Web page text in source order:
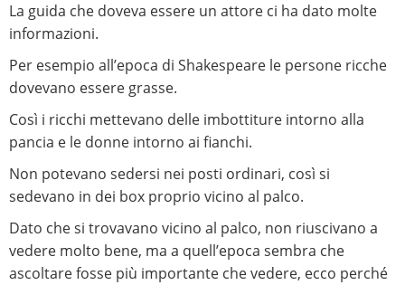
La guida che doveva essere un attore ci ha dato molte
informazioni.
Per esempio all’epoca di Shakespeare le persone ricche
dovevano essere grasse.
Così i ricchi mettevano delle imbottiture intorno alla
pancia e le donne intorno ai fianchi.
Non potevano sedersi nei posti ordinari, così si
sedevano in dei box proprio vicino al palco.
Dato che si trovavano vicino al palco, non riuscivano a
vedere molto bene, ma a quell’epoca sembra che
ascoltare fosse più importante che vedere, ecco perché